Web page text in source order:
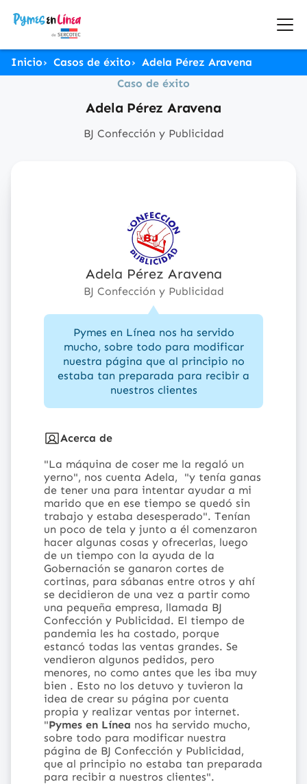
Inicio Casos de éxito
Adela Pérez Aravena
Caso de éxito
Adela Pérez Aravena
BJ Confección y Publicidad
Adela Pérez Aravena
BJ Confección y Publicidad
Pymes en Línea nos ha servido
mucho, sobre todo para modificar
nuestra página que al principio no
estaba tan preparada para recibir a
nuestros clientes
Acerca de
"La máquina de coser me la regaló un
yerno", nos cuenta Adela, "y tenía ganas
de tener una para intentar ayudar a mi
marido que en ese tiempo se quedó sin
trabajo y estaba desesperado". Tenían
un poco de tela y junto a él comenzaron
hacer algunas cosas y ofrecerlas, luego
de un tiempo con la ayuda de la
Gobernación se ganaron cortes de
cortinas, para sábanas entre otros y ahí
se decidieron de una vez a partir como
una pequeña empresa, llamada BJ
Confección y Publicidad. El tiempo de
pandemia les ha costado, porque
estancó todas las ventas grandes. Se
vendieron algunos pedidos, pero
menores, no como antes que les iba muy
bien . Esto no los detuvo y tuvieron la
idea de crear su página por cuenta
propia y realizar ventas por internet.
"Pymes en Línea nos ha servido mucho,
sobre todo para modificar nuestra
página de BJ Confección y Publicidad,
que al principio no estaba tan preparada
para recibir a nuestros clientes".